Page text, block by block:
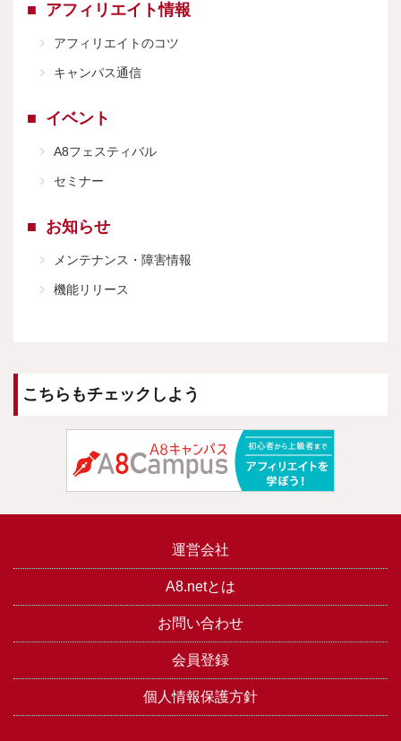
アフィリエイト情報
アフィリエイトのコツ
キャンパス通信
イベント
A8フェスティバル
セミナー
お知らせ
メンテナンス・障害情報
機能リリース
こちらもチェックしよう
運営会社
A8.netとは
お問い合わせ
会員登録
個人情報保護方針